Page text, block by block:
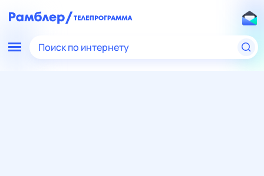
Поиск по интернету